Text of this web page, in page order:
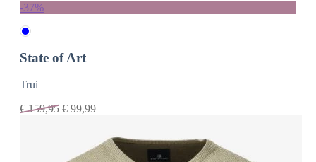
-37%
State of Art
Trui
€159,95 € 99,99